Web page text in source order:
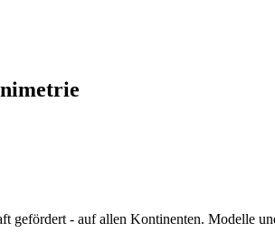
- auf allen Kontinenten. Modelle